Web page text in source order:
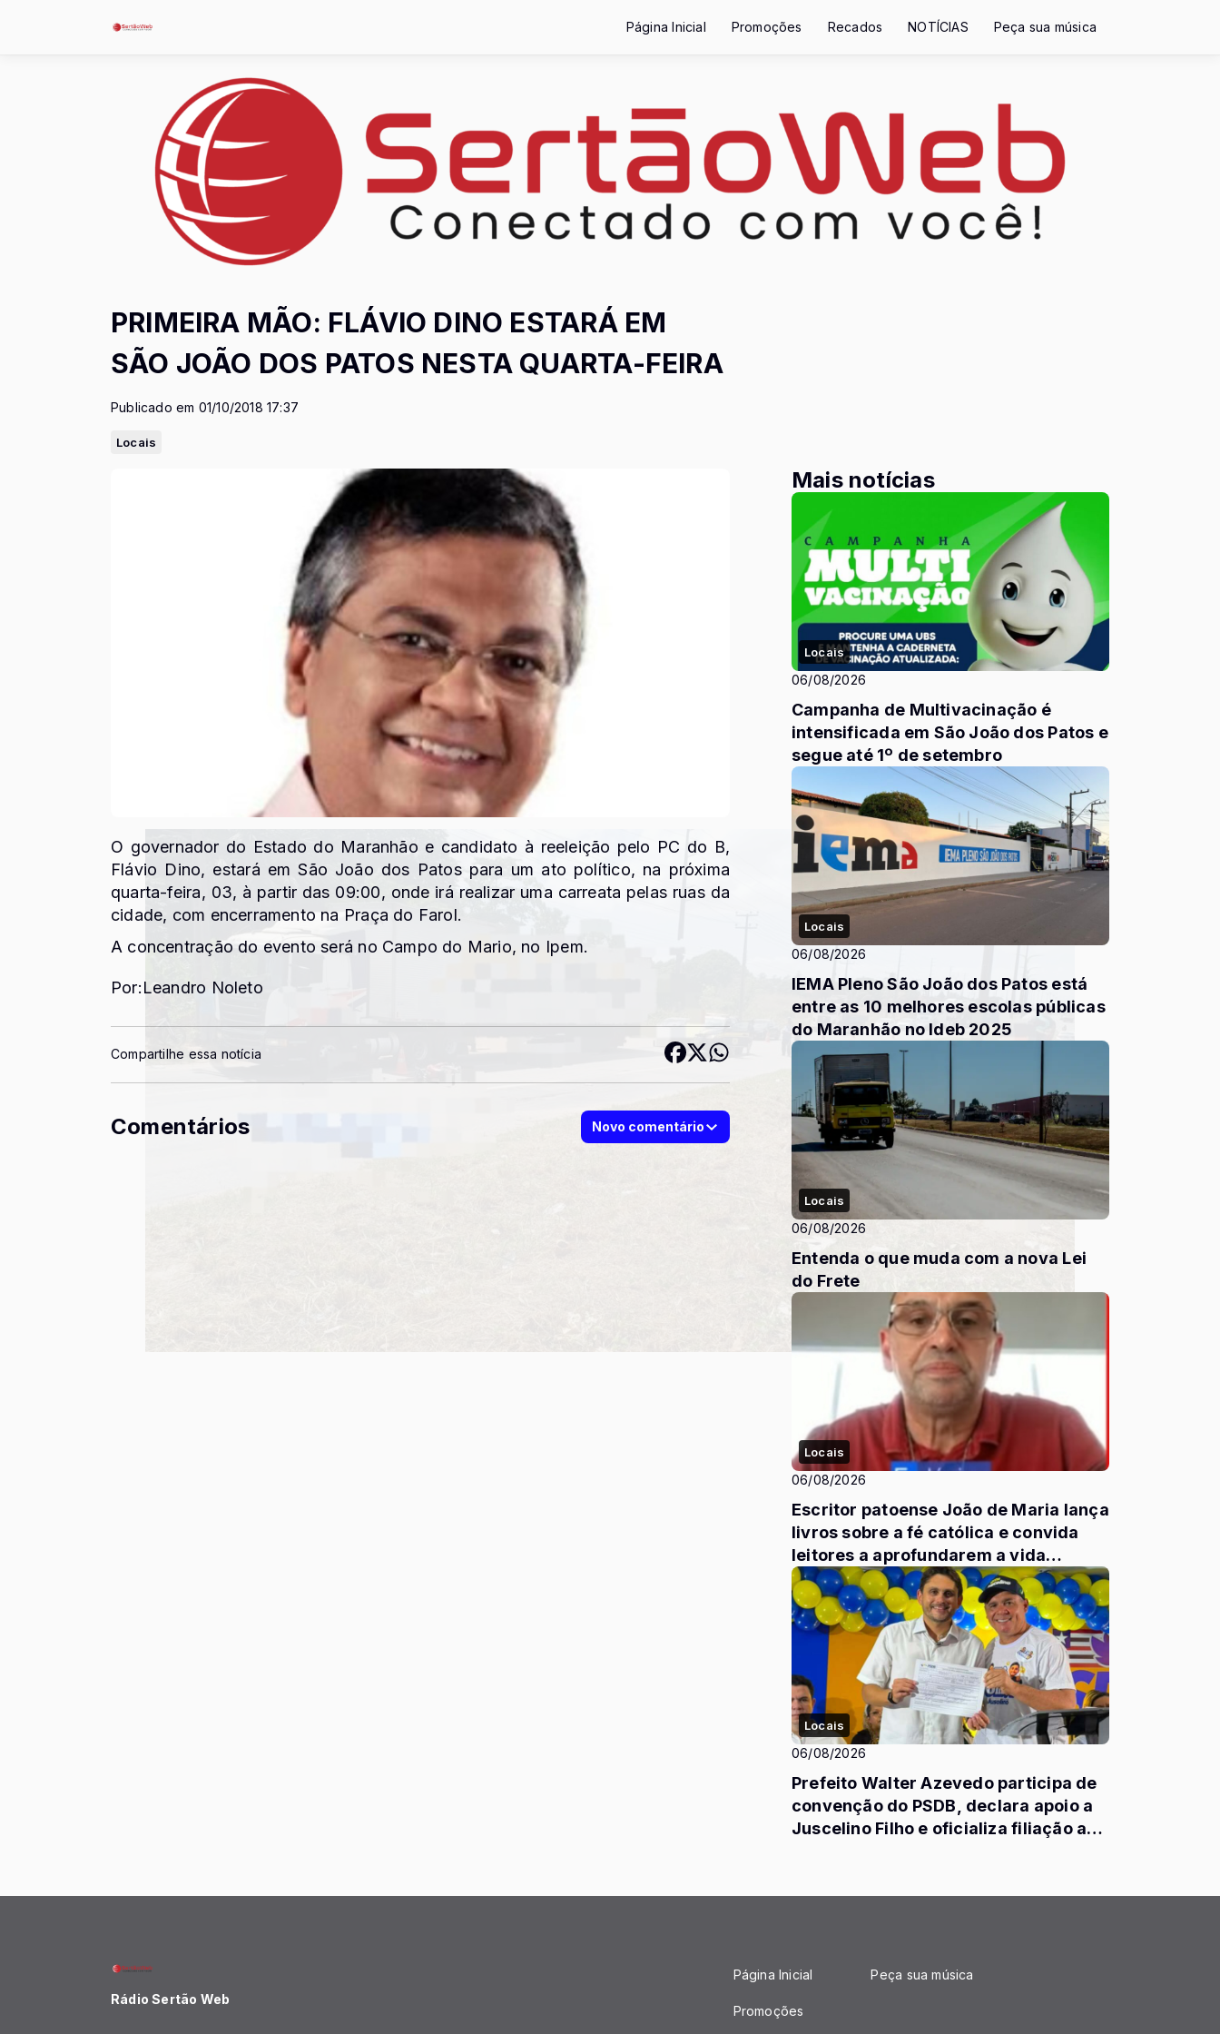
Página Inicial Promoções Recados NOTÍCIAS Peça sua música
PRIMEIRA MÃO: FLÁVIO DINO ESTARÁ EM
SÃO JOÃO DOS PATOS NESTA QUARTA-FEIRA
Publicado em 01/10/2018 17:37
Locais
O governador do Estado do Maranhão e candidato à reeleição pelo PC do B,
Flávio Dino, estará em São João dos Patos para um ato político, na próxima
quarta-feira, 03, à partir das 09:00, onde irá realizar uma carreata pelas ruas da
cidade, com encerramento na Praça do Farol.
A concentração do evento será no Campo do Mario, no Ipem.
Por:Leandro Noleto
Compartilhe essa notícia
Comentários Novo comentário
Mais notícias
Locais
06/08/2026
Campanha de Multivacinação é
intensificada em São João dos Patos e
segue até 1º de setembro
Locais
06/08/2026
IEMA Pleno São João dos Patos está
entre as 10 melhores escolas públicas
do Maranhão no Ideb 2025
Locais
06/08/2026
Entenda o que muda com a nova Lei
do Frete
Locais
06/08/2026
Escritor patoense João de Maria lança
livros sobre a fé católica e convida
leitores a aprofundarem a vida
espiritual
Locais
06/08/2026
Prefeito Walter Azevedo participa de
convenção do PSDB, declara apoio a
Juscelino Filho e oficializa filiação ao
Rádio Sertão Web
Página Inicial
Promoções
Peça sua música